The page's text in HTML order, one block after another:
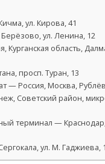
ул. Кирова, 41
ул. Ленина, 12
Курганская область,
просп. Туран, 13
— Россия, Москва,
Советский район,
терминал —
ул. М. Гаджиева,